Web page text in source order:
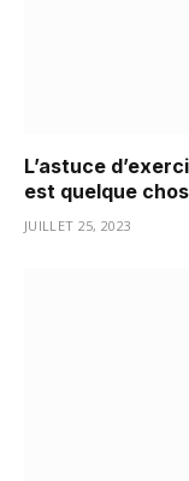
L’astuce
est quelque
JUILLET 25, 2023